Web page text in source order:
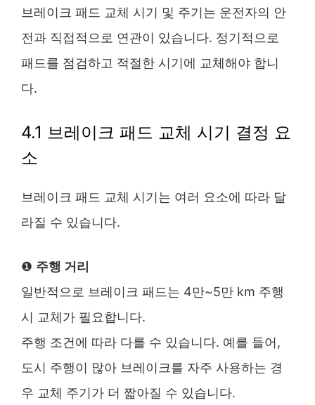
브레이크 패드 교체 시기 및 주기는 운전자의 안
전과 직접적으로 연관이 있습니다. 정기적으로
패드를 점검하고 적절한 시기에 교체해야 합니
다.
4.1 브레이크 패드 교체 시기 결정 요
소
브레이크 패드 교체 시기는 여러 요소에 따라 달
라질 수 있습니다.
❶ 주행 거리
일반적으로 브레이크 패드는 4만~5만 km 주행
시 교체가 필요합니다.
주행 조건에 따라 다를 수 있습니다. 예를 들어,
도시 주행이 많아 브레이크를 자주 사용하는 경
우 교체 주기가 더 짧아질 수 있습니다.